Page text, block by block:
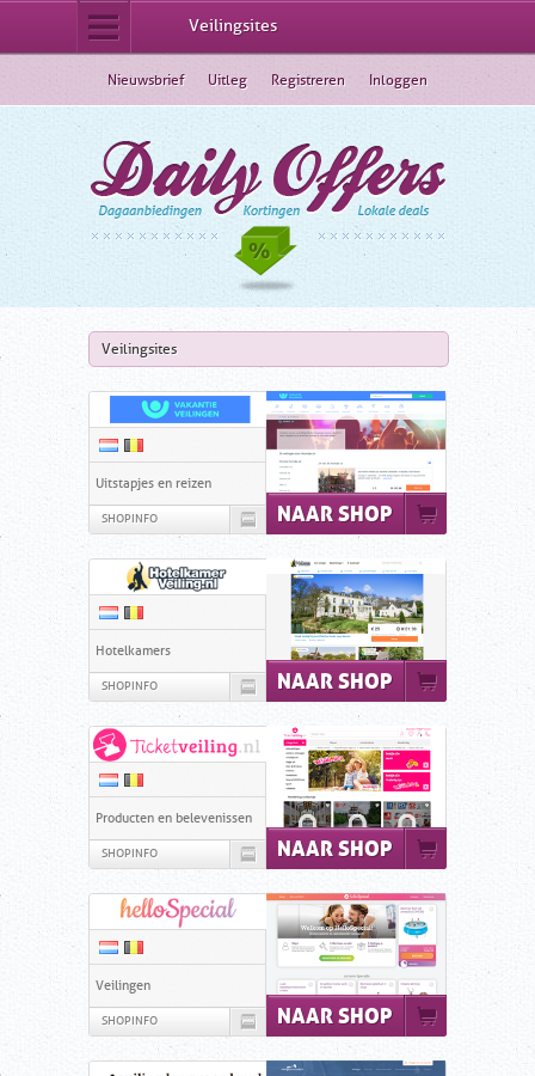
Veilingsites
Dagaanbiedingen
Lokale deals
Korting
Shoppingclubs
Webshops
Veilingsites
Nieuwsbrief Uitleg Registreren Inloggen
Veilingsites
NAAR SHOP
Uitstapjes en reizen
SHOPINFO
NAAR SHOP
Hotelkamers
SHOPINFO
NAAR SHOP
Producten en belevenissen
SHOPINFO
NAAR SHOP
Veilingen
SHOPINFO